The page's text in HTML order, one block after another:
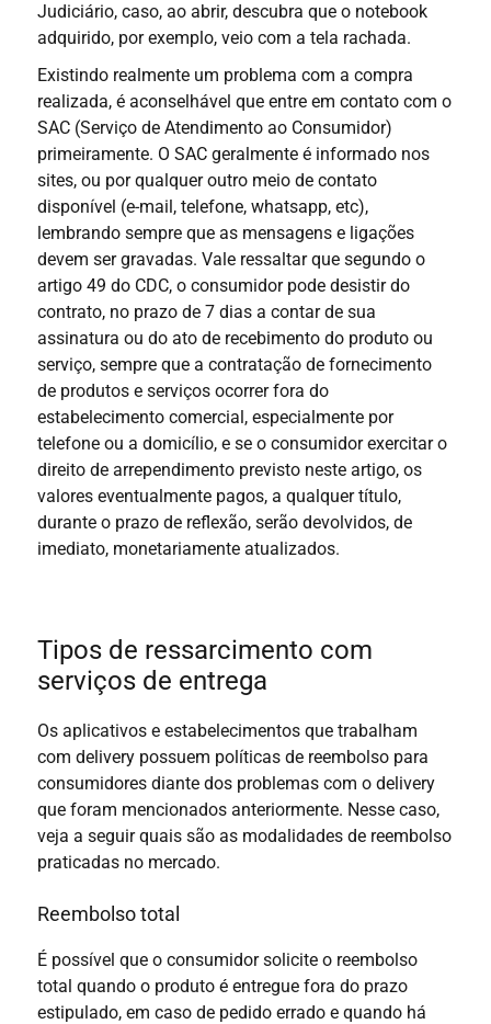
Judiciário, caso, ao abrir, descubra que o notebook
adquirido, por exemplo, veio com a tela rachada.
Existindo realmente um problema com a compra
realizada, é aconselhável que entre em contato com o
SAC (Serviço de Atendimento ao Consumidor)
primeiramente. O SAC geralmente é informado nos
sites, ou por qualquer outro meio de contato
disponível (e-mail, telefone, whatsapp, etc),
lembrando sempre que as mensagens e ligações
devem ser gravadas. Vale ressaltar que segundo o
artigo 49 do CDC, o consumidor pode desistir do
contrato, no prazo de 7 dias a contar de sua
assinatura ou do ato de recebimento do produto ou
serviço, sempre que a contratação de fornecimento
de produtos e serviços ocorrer fora do
estabelecimento comercial, especialmente por
telefone ou a domicílio, e se o consumidor exercitar o
direito de arrependimento previsto neste artigo, os
valores eventualmente pagos, a qualquer título,
durante o prazo de reflexão, serão devolvidos, de
imediato, monetariamente atualizados.
Tipos de ressarcimento com
serviços de entrega
Os aplicativos e estabelecimentos que trabalham
com delivery possuem políticas de reembolso para
consumidores diante dos problemas com o delivery
que foram mencionados anteriormente. Nesse caso,
veja a seguir quais são as modalidades de reembolso
praticadas no mercado.
Reembolso total
É possível que o consumidor solicite o reembolso
total quando o produto é entregue fora do prazo
estipulado, em caso de pedido errado e quando há